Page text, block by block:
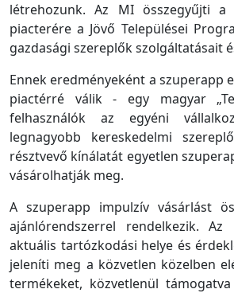
létrehozunk. Az MI összegyűjti a
piacterére a Jövő Települései
gazdasági szereplők szolgáltatásait
Ennek eredményeként a szuperapp
piactérré válik - egy magyar
felhasználók az egyéni
legnagyobb kereskedelmi
résztvevő kínálatát egyetlen
vásárolhatják meg.
A szuperapp impulzív vásárlást
ajánlórendszerrel rendelkezik. Az
aktuális tartózkodási helye és
jeleníti meg a közvetlen közelben
termékeket, közvetlenül